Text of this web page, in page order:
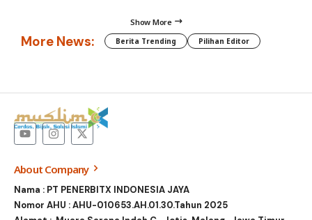
Show More
More News: Berita Trending Pilihan Editor
About Company
Nama : PT PENERBITX INDONESIA JAYA
Nomor AHU : AHU-010653.AH.01.30.Tahun 2025